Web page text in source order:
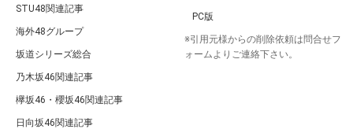
STU48関連記事
海外48グループ
坂道シリーズ総合
乃木坂46関連記事
欅坂46・櫻坂46関連記事
日向坂46関連記事
PC版
※引用元様からの削除依頼は問合せフ
ォームよりご連絡下さい。